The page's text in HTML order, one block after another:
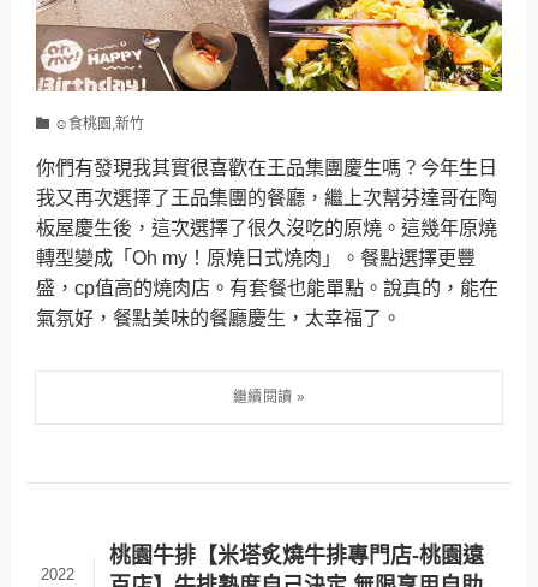
☺食桃園,新竹
你們有發現我其實很喜歡在王品集團慶生嗎？今年生日
我又再次選擇了王品集團的餐廳，繼上次幫芬達哥在陶
板屋慶生後，這次選擇了很久沒吃的原燒。這幾年原燒
轉型變成「Oh my！原燒日式燒肉」。餐點選擇更豐
盛，cp值高的燒肉店。有套餐也能單點。說真的，能在
氣氛好，餐點美味的餐廳慶生，太幸福了。
桃園牛排【米塔炙燒牛排專門店-桃園遠
2022